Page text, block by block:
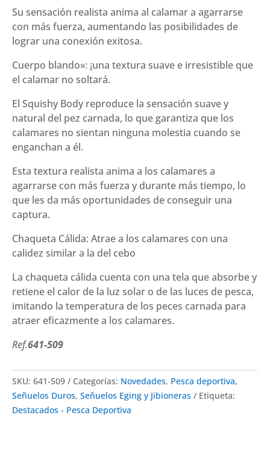
Su sensación realista anima al calamar a agarrarse
con más fuerza, aumentando las posibilidades de
lograr una conexión exitosa.
Cuerpo blando»: ¡una textura suave e irresistible que
el calamar no soltará.
El Squishy Body reproduce la sensación suave y
natural del pez carnada, lo que garantiza que los
calamares no sientan ninguna molestia cuando se
enganchan a él.
Esta textura realista anima a los calamares a
agarrarse con más fuerza y ​​durante más tiempo, lo
que les da más oportunidades de conseguir una
captura.
Chaqueta Cálida: Atrae a los calamares con una
calidez similar a la del cebo
La chaqueta cálida cuenta con una tela que absorbe y
retiene el calor de la luz solar o de las luces de pesca,
imitando la temperatura de los peces carnada para
atraer eficazmente a los calamares.
Ref.641-509
SKU: 641-509 Categorías: Novedades, Pesca deportiva,
Señuelos Duros, Señuelos Eging y Jibioneras
Etiqueta:
Destacados - Pesca Deportiva